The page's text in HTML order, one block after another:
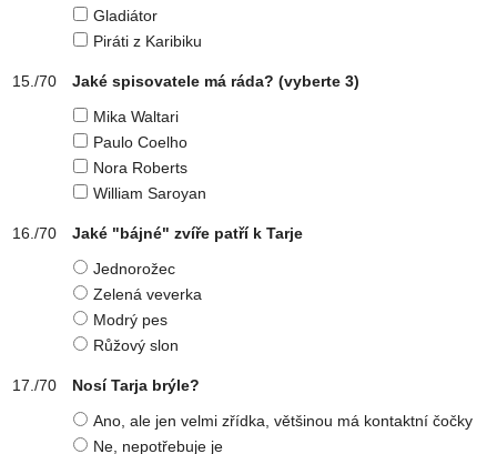
Gladiátor
Piráti z Karibiku
Jaké spisovatele má ráda? (vyberte 3)
Mika Waltari
Paulo Coelho
Nora Roberts
William Saroyan
Jaké "bájné" zvíře patří k Tarje
Jednorožec
Zelená veverka
Modrý pes
Růžový slon
Nosí Tarja brýle?
Ano, ale jen velmi zřídka, většinou má kontaktní čočky
Ne, nepotřebuje je